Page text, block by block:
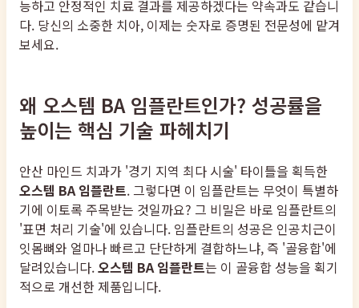
능하고 안정적인 치료 결과를 제공하겠다는 약속과도 같습니
다. 당신의 소중한 치아, 이제는 숫자로 증명된 전문성에 맡겨
보세요.
왜 오스템 BA 임플란트인가? 성공률을
높이는 핵심 기술 파헤치기
안산 마인드 치과가 '경기 지역 최다 시술' 타이틀을 획득한
오스템 BA 임플란트. 그렇다면 이 임플란트는 무엇이 특별하
기에 이토록 주목받는 것일까요? 그 비밀은 바로 임플란트의
'표면 처리 기술'에 있습니다. 임플란트의 성공은 인공치근이
잇몸뼈와 얼마나 빠르고 단단하게 결합하느냐, 즉 '골융합'에
달려있습니다.오스템 BA 임플란트는 이 골융합 성능을 획기
적으로 개선한 제품입니다.